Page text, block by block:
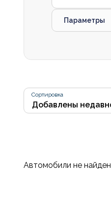
Параметры
Сортировка
Автомобили не